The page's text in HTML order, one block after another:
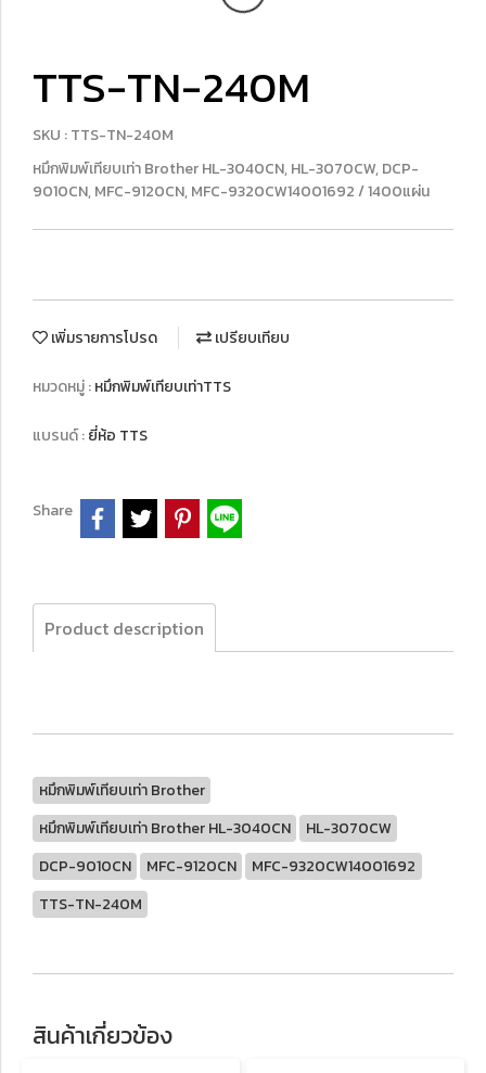
TTS-TN-240M
SKU : TTS-TN-240M
หมึกพิมพ์เทียบเท่า Brother HL-3040CN, HL-3070CW, DCP-
9010CN, MFC-9120CN, MFC-9320CW14001692 / 1400แผ่น
เพิ่มรายการโปรด เปรียบเทียบ
หมวดหมู่ :หมึกพิมพ์เทียบเท่าTTS
แบรนด์ :ยี่ห้อ TTS
Share
Product description
หมึกพิมพ์เทียบเท่า Brother
หมึกพิมพ์เทียบเท่า Brother HL-3040CN
HL-3070CW
DCP-9010CN
MFC-9120CN
MFC-9320CW14001692
TTS-TN-240M
สินค้าเกี่ยวข้อง